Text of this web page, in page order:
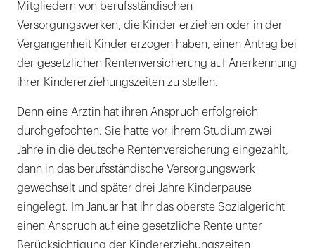
Mitgliedern von berufsständischen
Versorgungswerken, die Kinder erziehen oder in der
Vergangenheit Kinder erzogen haben, einen Antrag bei
der gesetzlichen Rentenversicherung auf Anerkennung
ihrer Kindererziehungszeiten zu stellen.
Denn eine Ärztin hat ihren Anspruch erfolgreich
durchgefochten. Sie hatte vor ihrem Studium zwei
Jahre in die deutsche Rentenversicherung eingezahlt,
dann in das berufsständische Versorgungswerk
gewechselt und später drei Jahre Kinderpause
eingelegt. Im Januar hat ihr das oberste Sozialgericht
einen Anspruch auf eine gesetzliche Rente unter
Berücksichtigung der Kindererziehungszeiten